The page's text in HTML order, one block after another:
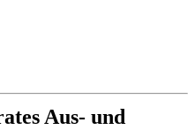
Aus- und